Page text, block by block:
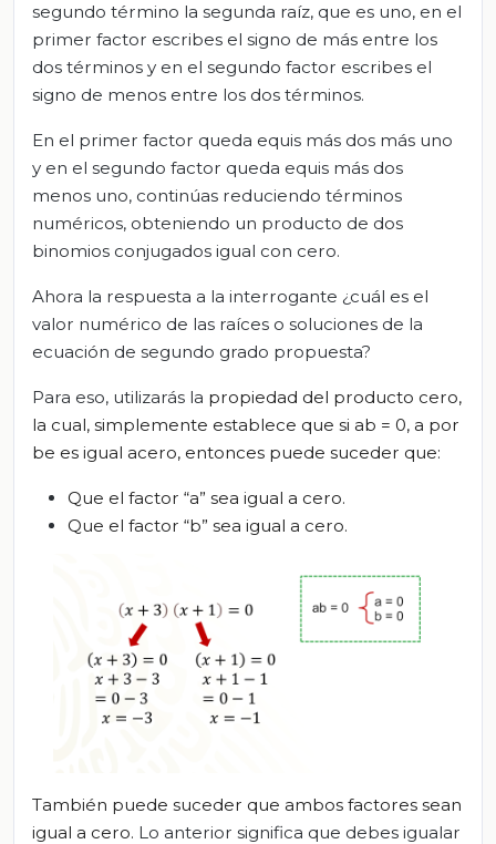
segundo término la segunda raíz, que es uno, en el
primer factor escribes el signo de más entre los
dos términos y en el segundo factor escribes el
signo de menos entre los dos términos.
En el primer factor queda equis más dos más uno
y en el segundo factor queda equis más dos
menos uno, continúas reduciendo términos
numéricos, obteniendo un producto de dos
binomios conjugados igual con cero.
Ahora la respuesta a la interrogante ¿cuál es el
valor numérico de las raíces o soluciones de la
ecuación de segundo grado propuesta?
Para eso, utilizarás la propiedad del producto cero,
la cual, simplemente establece que si ab = 0, a por
be es igual acero, entonces puede suceder que:
Que el factor “a” sea igual a cero.
Que el factor “b” sea igual a cero.
También puede suceder que ambos factores sean
igual a cero. Lo anterior significa que debes igualar